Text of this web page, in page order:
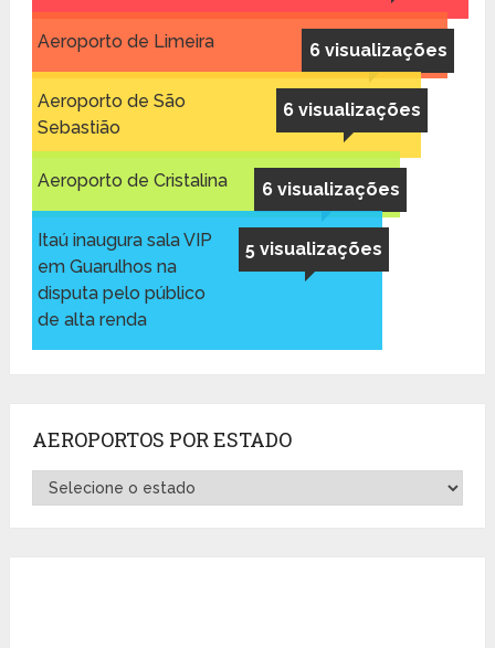
6 visualizações
Aeroporto de Limeira
6 visualizações
Aeroporto de São
Sebastião
6 visualizações
Aeroporto de Cristalina
5 visualizações
Itaú inaugura sala VIP
em Guarulhos na
disputa pelo público
de alta renda
AEROPORTOS POR ESTADO
Aeroportos
por